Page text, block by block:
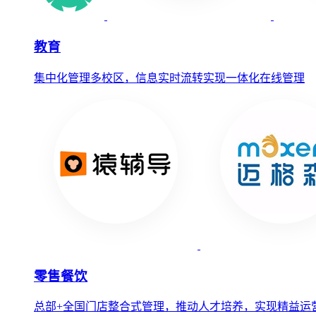
教育
集中化管理多校区，信息实时流转实现一体化在线管理
零售餐饮
总部+全国门店整合式管理，推动人才培养，实现精益运